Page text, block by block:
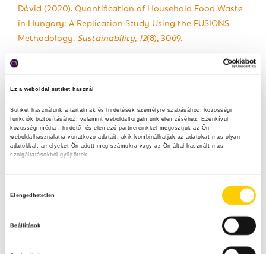
Ez a weboldal sütiket használ
Sütiket használunk a tartalmak és hirdetések személyre szabásához, közösségi
funkciók biztosításához, valamint weboldalforgalmunk elemzéséhez. Ezenkívül
közösségi média-, hirdető- és elemező partnereinkkel megosztjuk az Ön
weboldalhasználatra vonatkozó adatait, akik kombinálhatják az adatokat más olyan
adatokkal, amelyeket Ön adott meg számukra vagy az Ön által használt más
szolgáltatásokból gyűjtöttek.
Elengedhetetlen
Beállítások
Dávid (2020). Quantification of Household Food Waste
in Hungary: A Replication Study Using the FUSIONS
Methodology. Sustainability, 12(8), 3069.